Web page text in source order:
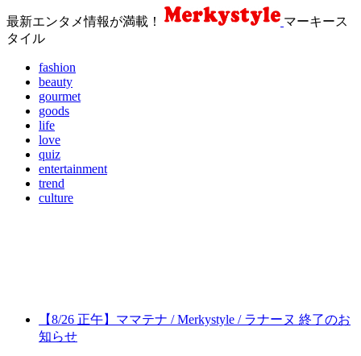
最新エンタメ情報が満載！
マーキース
タイル
fashion
beauty
gourmet
goods
life
love
quiz
entertainment
trend
culture
【8/26 正午】ママテナ / Merkystyle / ラナーヌ 終了のお
知らせ